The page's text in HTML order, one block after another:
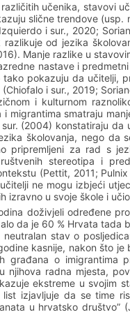
učenika, stavovi
slične trendove (usp.
i sur., 2020;
od jezika
Manje razlike u
nastave i
pokazuju da učitelji,
i sur., 2019;
i kulturnom
migrantima smatraju
(2004) konstatiraju da
školovanja, nego da
pripremljeni za rad s
stereotipa i
(Pettit, 2011; Pulnix
ne mogu izbjeći
izravno u svoje škole i
doživjeli određene
da je 60 % Hrvata tada
stav o
kasnije, nakon što je
građana o imigrantima
njihova radna mjesta,
ekstreme u svojim
izjavljuje da se time
u hrvatsko društvo”